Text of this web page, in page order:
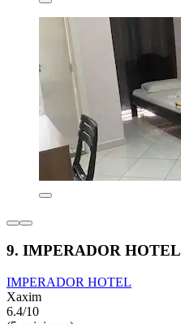
9. IMPERADOR HOTEL
IMPERADOR HOTEL
Xaxim
6.4/10